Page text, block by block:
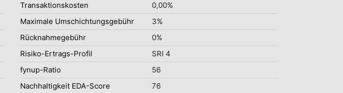
Transaktionskosten
0,00%
Maximale Umschichtungsgebühr
3%
Rücknahmegebühr
0%
Risiko-Ertrags-Profil
SRI 4
fynup-Ratio
56
Nachhaltigkeit EDA-Score
76